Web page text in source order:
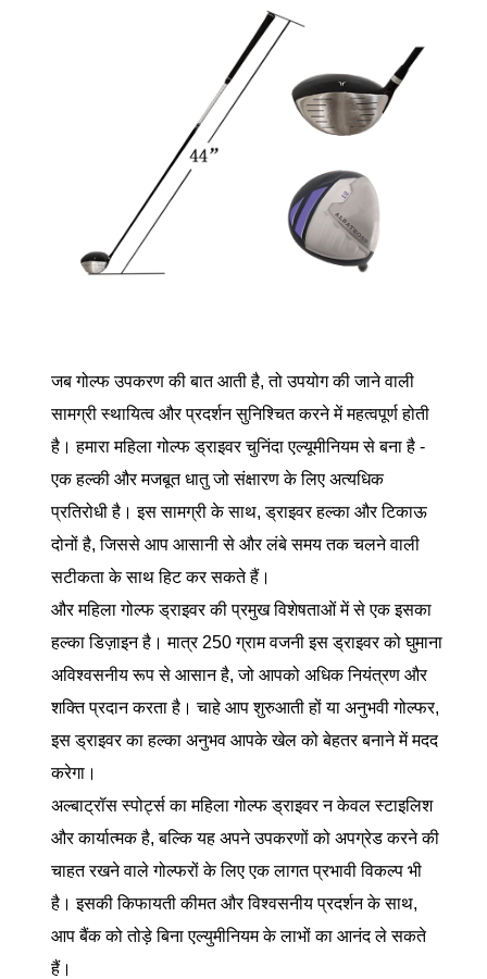
जब गोल्फ उपकरण की बात आती है, तो उपयोग की जाने वाली
सामग्री स्थायित्व और प्रदर्शन सुनिश्चित करने में महत्वपूर्ण होती
है। हमारा महिला गोल्फ ड्राइवर चुनिंदा एल्यूमीनियम से बना है -
एक हल्की और मजबूत धातु जो संक्षारण के लिए अत्यधिक
प्रतिरोधी है। इस सामग्री के साथ, ड्राइवर हल्का और टिकाऊ
दोनों है, जिससे आप आसानी से और लंबे समय तक चलने वाली
सटीकता के साथ हिट कर सकते हैं।
और महिला गोल्फ ड्राइवर की प्रमुख विशेषताओं में से एक इसका
हल्का डिज़ाइन है। मात्र 250 ग्राम वजनी इस ड्राइवर को घुमाना
अविश्वसनीय रूप से आसान है, जो आपको अधिक नियंत्रण और
शक्ति प्रदान करता है। चाहे आप शुरुआती हों या अनुभवी गोल्फर,
इस ड्राइवर का हल्का अनुभव आपके खेल को बेहतर बनाने में मदद
करेगा।
अल्बाट्रॉस स्पोर्ट्स का महिला गोल्फ ड्राइवर न केवल स्टाइलिश
और कार्यात्मक है, बल्कि यह अपने उपकरणों को अपग्रेड करने की
चाहत रखने वाले गोल्फरों के लिए एक लागत प्रभावी विकल्प भी
है। इसकी किफायती कीमत और विश्वसनीय प्रदर्शन के साथ,
आप बैंक को तोड़े बिना एल्युमीनियम के लाभों का आनंद ले सकते
हैं।